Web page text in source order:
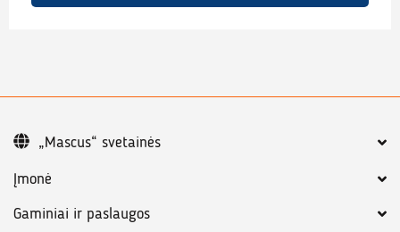
Įmonė
Gaminiai ir paslaugos
„Mascus“ svetainės